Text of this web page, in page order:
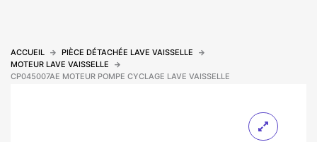
ACCUEIL
PIÈCE DÉTACHÉE LAVE VAISSELLE
MOTEUR LAVE VAISSELLE
CP045007AE MOTEUR POMPE CYCLAGE LAVE VAISSELLE